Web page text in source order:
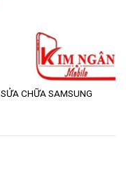
SỬA CHỮA SAMSUNG